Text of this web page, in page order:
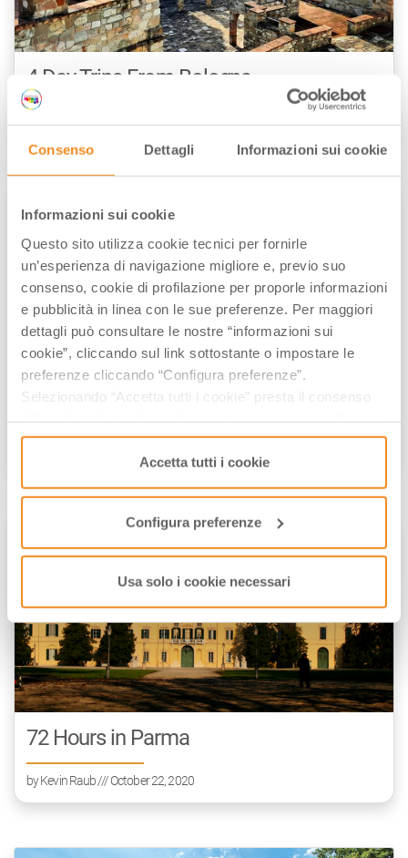
Consenso Dettagli Informazioni sui cookie
Informazioni sui cookie
Questo sito utilizza cookie tecnici per fornirle
un’esperienza di navigazione migliore e, previo suo
consenso, cookie di profilazione per proporle informazioni
e pubblicità in linea con le sue preferenze. Per maggiori
dettagli può consultare le nostre “informazioni sui
cookie”, cliccando sul link sottostante o impostare le
preferenze cliccando “Configura preferenze”.
Selezionando “Accetta tutti i cookie” presta il consenso
consenso cliccando su “Usa solo i cookie necessari” e
saranno attivati i soli cookie tecnici necessari al corretto
funzionamento del sito.
Accetta tutti i cookie
Configura preferenze
Usa solo i cookie necessari
4 Day Trips From Bologna
ART & CULTURE CITIES OF ART
ART & CULTURE
72 Hours in Parma
byKevin Raub/// October 22, 2020